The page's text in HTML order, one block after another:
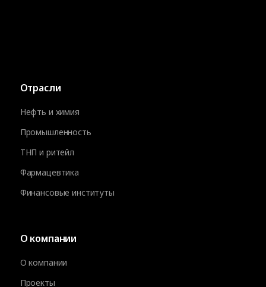
Отрасли
Нефть и химия
Промышленность
ТНП и ритейл
Фармацевтика
Финансовые институты
О компании
О компании
Проекты